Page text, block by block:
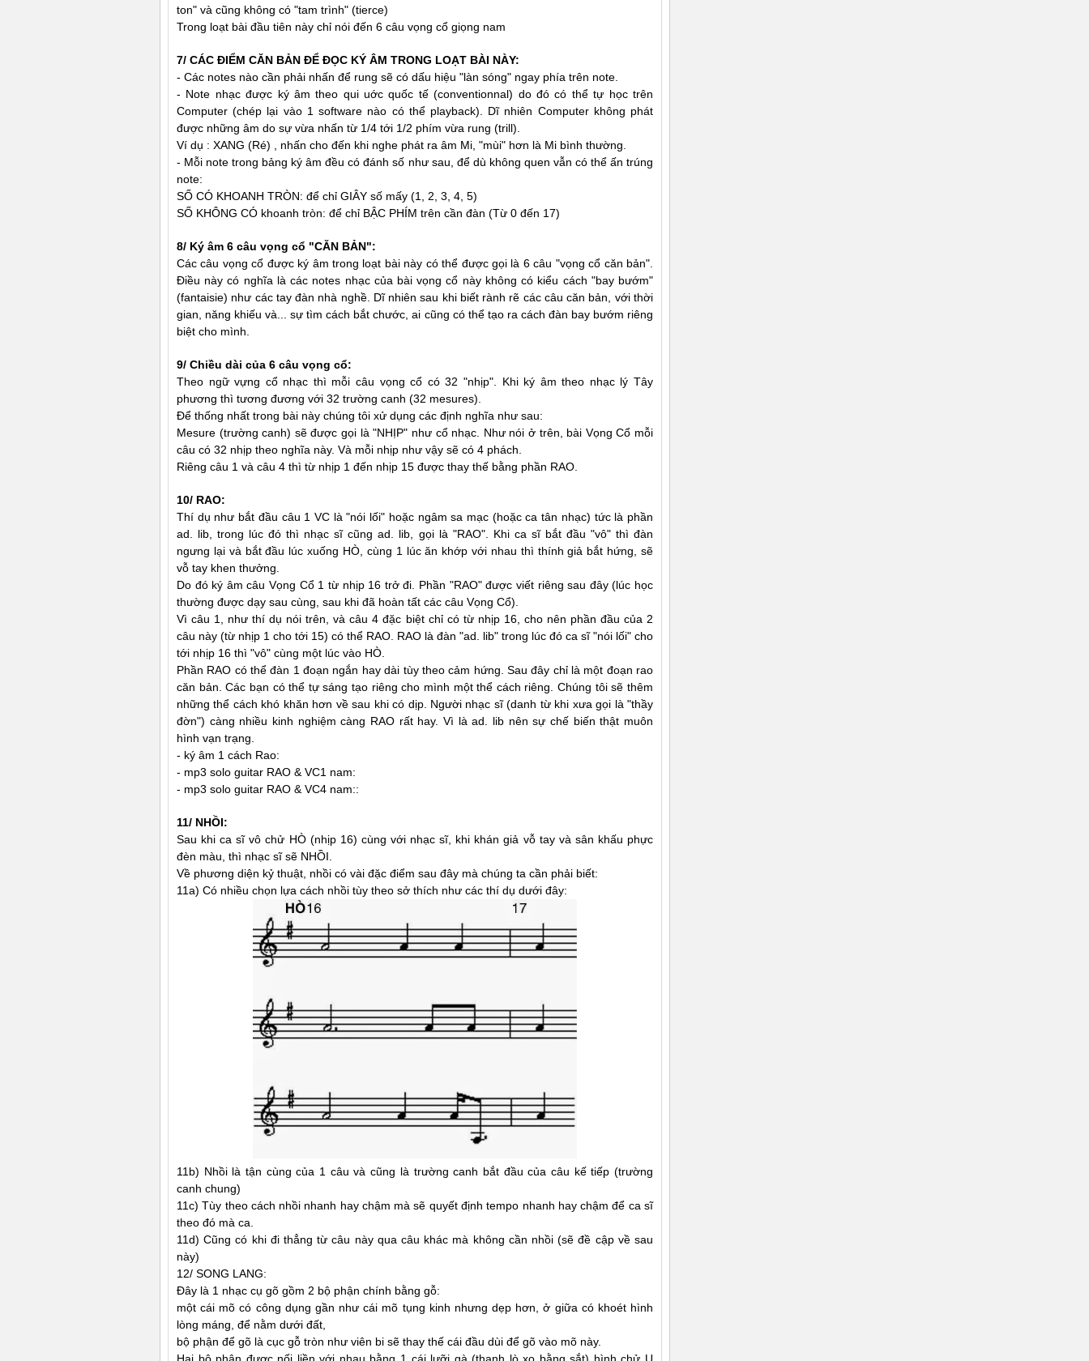
ton" và cũng không có "tam trình" (tierce)
Trong loạt bài đầu tiên này chỉ nói đến 6 câu vọng cổ giọng nam
7/ CÁC ÐIỂM CĂN BẢN ÐỂ ÐỌC KÝ ÂM TRONG LOẠT BÀI NÀY:
- Các notes nào cần phải nhấn để rung sẽ có dấu hiệu "làn sóng" ngay phía trên note.
- Note nhạc được ký âm theo qui uớc quốc tế (conventionnal) do đó có thể tự học trên
Computer (chép lại vào 1 software nào có thể playback). Dĩ nhiên Computer không phát
được những âm do sự vừa nhấn từ 1/4 tới 1/2 phím vừa rung (trill).
Ví dụ : XANG (Ré) , nhấn cho đến khi nghe phát ra âm Mi, "mùi" hơn là Mi bình thường.
- Mỗi note trong bảng ký âm đều có đánh số như sau, để dù không quen vẫn có thể ấn trúng
note:
SỐ CÓ KHOANH TRÒN: để chỉ GIÂY số mấy (1, 2, 3, 4, 5)
SỐ KHÔNG CÓ khoanh tròn: để chỉ BẬC PHÍM trên cần đàn (Từ 0 đến 17)
8/ Ký âm 6 câu vọng cổ "CĂN BẢN":
Các câu vọng cổ được ký âm trong loạt bài này có thể được gọi là 6 câu "vọng cổ căn bản".
Ðiều này có nghĩa là các notes nhạc của bài vọng cổ này không có kiểu cách "bay bướm"
(fantaisie) như các tay đàn nhà nghề. Dĩ nhiên sau khi biết rành rẽ các câu căn bản, với thời
gian, năng khiếu và... sự tìm cách bắt chước, ai cũng có thể tạo ra cách đàn bay bướm riêng
biệt cho mình.
9/ Chiều dài của 6 câu vọng cổ:
Theo ngữ vựng cổ nhạc thì mỗi câu vọng cổ có 32 "nhịp". Khi ký âm theo nhạc lý Tây
phương thì tương đương với 32 trường canh (32 mesures).
Ðể thống nhất trong bài này chúng tôi xử dụng các định nghĩa như sau:
Mesure (trường canh) sẽ được gọi là "NHỊP" như cổ nhạc. Như nói ở trên, bài Vọng Cổ mỗi
câu có 32 nhịp theo nghĩa này. Và mỗi nhịp như vậy sẽ có 4 phách.
Riêng câu 1 và câu 4 thì từ nhịp 1 đến nhịp 15 được thay thế bằng phần RAO.
10/ RAO:
Thí dụ như bắt đầu câu 1 VC là "nói lối" hoặc ngâm sa mạc (hoặc ca tân nhạc) tức là phần
ad. lib, trong lúc đó thì nhạc sĩ cũng ad. lib, gọi là "RAO". Khi ca sĩ bắt đầu "vô" thì đàn
ngưng lại và bắt đầu lúc xuống HÒ, cùng 1 lúc ăn khớp với nhau thì thính giả bắt hứng, sẽ
vỗ tay khen thưởng.
Do đó ký âm câu Vọng Cổ 1 từ nhịp 16 trở đi. Phần "RAO" được viết riêng sau đây (lúc học
thường được dạy sau cùng, sau khi đã hoàn tất các câu Vọng Cổ).
Vì câu 1, như thí dụ nói trên, và câu 4 đặc biệt chỉ có từ nhịp 16, cho nên phần đầu của 2
câu này (từ nhịp 1 cho tới 15) có thể RAO. RAO là đàn "ad. lib" trong lúc đó ca sĩ "nói lối" cho
tới nhịp 16 thì "vô" cùng một lúc vào HÒ.
Phần RAO có thể đàn 1 đoạn ngắn hay dài tùy theo cảm hứng. Sau đây chỉ là một đoạn rao
căn bản. Các bạn có thể tự sáng tạo riêng cho mình một thể cách riêng. Chúng tôi sẽ thêm
những thể cách khó khăn hơn về sau khi có dịp. Người nhạc sĩ (danh từ khi xưa gọi là "thầy
đờn") càng nhiều kinh nghiệm càng RAO rất hay. Vì là ad. lib nên sự chế biến thật muôn
hình vạn trạng.
- ký âm 1 cách Rao:
- mp3 solo guitar RAO & VC1 nam:
- mp3 solo guitar RAO & VC4 nam::
11/ NHỒI:
Sau khi ca sĩ vô chử HÒ (nhịp 16) cùng với nhạc sĩ, khi khán giả vỗ tay và sân khấu phực
đèn màu, thì nhạc sĩ sẽ NHỒI.
Về phương diện kỷ thuật, nhồi có vài đặc điểm sau đây mà chúng ta cần phải biết:
11a) Có nhiều chọn lựa cách nhồi tùy theo sở thích như các thí dụ dưới đây:
11b) Nhồi là tận cùng của 1 câu và cũng là trường canh bắt đầu của câu kế tiếp (trường
canh chung)
11c) Tùy theo cách nhồi nhanh hay chậm mà sẽ quyết định tempo nhanh hay chậm để ca sĩ
theo đó mà ca.
11d) Cũng có khi đi thẳng từ câu này qua câu khác mà không cần nhồi (sẽ đề cập về sau
này)
12/ SONG LANG:
Ðây là 1 nhạc cụ gõ gồm 2 bộ phận chính bằng gỗ:
một cái mõ có công dụng gần như cái mõ tụng kinh nhưng dẹp hơn, ở giữa có khoét hình
lòng máng, để nằm dưới đất,
bộ phận để gõ là cục gỗ tròn như viên bi sẽ thay thế cái đầu dùi để gõ vào mõ này.